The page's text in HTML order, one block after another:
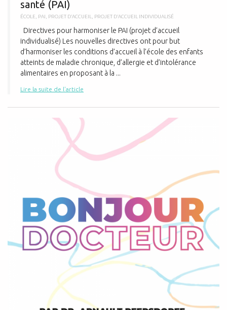
santé (PAI)
ÉCOLE PAI PROJET D'ACCUEIL PROJET D'ACCUEIL INDIVIDUALISÉ
Directives pour harmoniser le PAI (projet d’accueil
individualisé) Les nouvelles directives ont pour but
d’harmoniser les conditions d’accueil à l’école des enfants
atteints de maladie chronique, d’allergie et d’intolérance
alimentaires en proposant à la ...
Lire la suite de l'article